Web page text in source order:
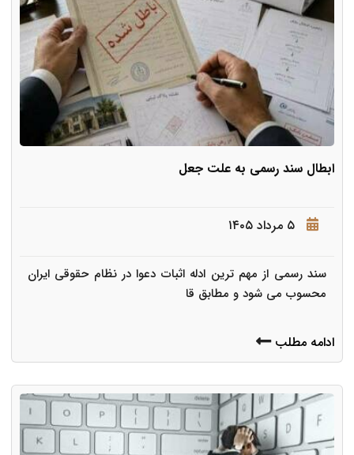
ابطال سند رسمی به علت جعل
۵ مرداد ۱۴۰۵
سند رسمی از مهم ترین ادله اثبات دعوا در نظام حقوقی ایران
محسوب می شود و مطابق قا
ادامه مطلب